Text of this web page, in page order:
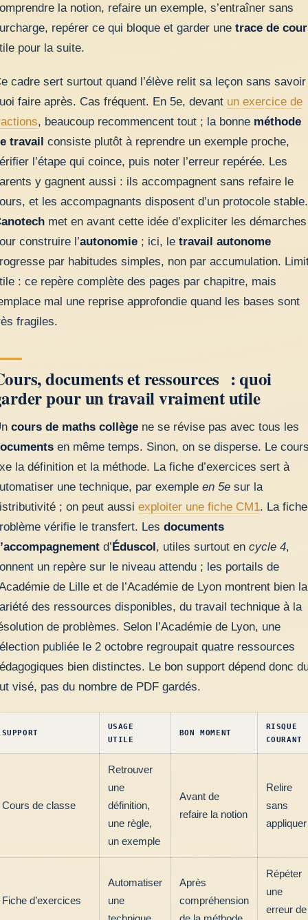
la notion, refaire un exemple, s’entraîner sans
repérer ce qui bloque et garder une trace de
pour la suite.
cadre sert surtout quand l’élève relit sa leçon sans savoir
faire après. Cas fréquent. En 5e, devant un exercice de
, beaucoup recommencent tout ; la bonne méthode
travail consiste plutôt à reprendre un exemple proche,
l’étape qui coince, puis noter l’erreur repérée. Les
y gagnent aussi : ils accompagnent sans refaire le
et les accompagnants disposent d’un protocole stable.
met en avant cette idée d’expliciter les démarches
construire l’autonomie; ici, le travail autonome
par habitudes simples, non par accumulation.
: ce repère complète des pages par chapitre, mais
mal une reprise approfondie quand les bases sont
fragiles.
documents et ressources : quoi
pour un travail vraiment utile
cours de maths collègene se révise pas avec tous les
en même temps. Sinon, on se disperse. Le
la définition et la méthode. La fiche d’exercices sert à
une technique, par exemple en 5esur la
; on peut aussi exploiter une fiche CM1. La
vérifie le transfert. Les documents
d’ Éduscol , utiles surtout en cycle 4,
un repère sur le niveau attendu ; les portails de
de Lille et de l’Académie de Lyon montrent bien la
des ressources disponibles, du travail technique à la
de problèmes. Selon l’Académie de Lyon, une
publiée le 2 octobre regroupait quatre ressources
bien distinctes. Le bon support dépend donc
visé, pas du nombre de PDF gardés.
SUPPORT
USAGE
UTILE
BON MOMENT
RISQUE
COURANT
Cours de classe
Retrouver
une
définition,
une règle,
un exemple
Avant de
refaire la notion
Relire
sans
appliquer
Fiche d’exercices
Automatiser
une
Après
compréhension
Répéter
une
erreur de